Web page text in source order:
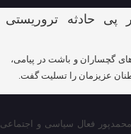
گچساران و باشت در پیامی،
عزیزمان را تسلیت گفت.
محمدپور فعال سیاسی و اجتماعی